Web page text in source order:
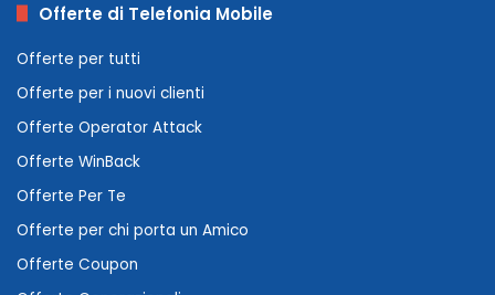
Offerte di Telefonia Mobile
Offerte per tutti
Offerte per i nuovi clienti
Offerte Operator Attack
Offerte WinBack
Offerte Per Te
Offerte per chi porta un Amico
Offerte Coupon